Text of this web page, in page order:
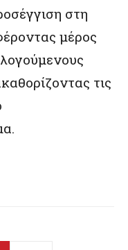
στη
μέρος
τις